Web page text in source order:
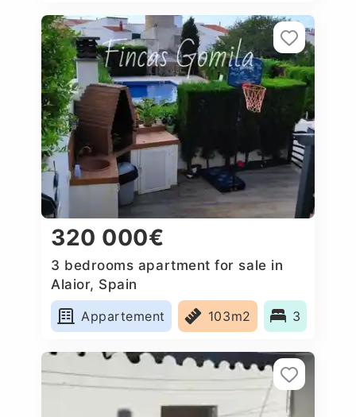
320 000€
3 bedrooms apartment for sale in
Alaior, Spain
Appartement
103m2 3